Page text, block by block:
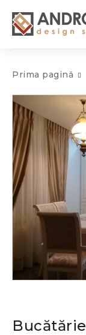
Prima pagină
Bucătărie